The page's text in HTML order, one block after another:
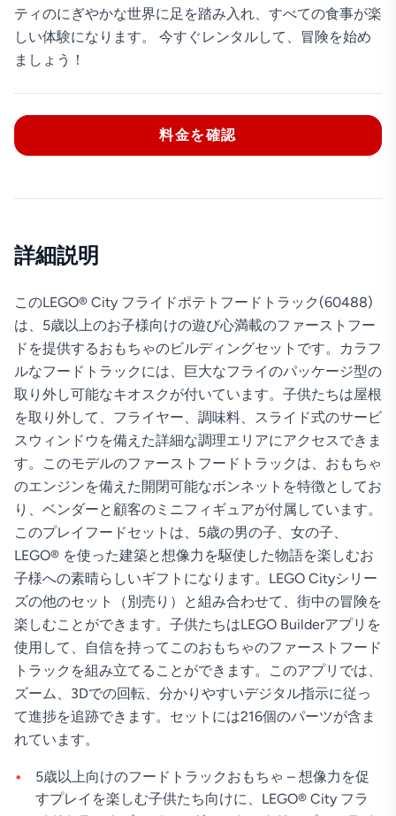
ティのにぎやかな世界に足を踏み入れ、すべての食事が楽
しい体験になります。 今すぐレンタルして、冒険を始め
ましょう！
料金を確認
詳細説明
このLEGO® City フライドポテトフードトラック(60488)
は、5歳以上のお子様向けの遊び心満載のファーストフー
ドを提供するおもちゃのビルディングセットです。カラフ
ルなフードトラックには、巨大なフライのパッケージ型の
取り外し可能なキオスクが付いています。子供たちは屋根
を取り外して、フライヤー、調味料、スライド式のサービ
スウィンドウを備えた詳細な調理エリアにアクセスできま
す。このモデルのファーストフードトラックは、おもちゃ
のエンジンを備えた開閉可能なボンネットを特徴としてお
り、ベンダーと顧客のミニフィギュアが付属しています。
このプレイフードセットは、5歳の男の子、女の子、
LEGO® を使った建築と想像力を駆使した物語を楽しむお
子様への素晴らしいギフトになります。LEGO Cityシリー
ズの他のセット（別売り）と組み合わせて、街中の冒険を
楽しむことができます。子供たちはLEGO Builderアプリを
使用して、自信を持ってこのおもちゃのファーストフード
トラックを組み立てることができます。このアプリでは、
ズーム、3Dでの回転、分かりやすいデジタル指示に従っ
て進捗を追跡できます。セットには216個のパーツが含ま
れています。
5歳以上向けのフードトラックおもちゃ – 想像力を促
すプレイを楽しむ子供たち向けに、LEGO® City フラ